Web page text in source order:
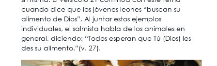
cuando dice que los jóvenes leones “buscan su
alimento de Dios”. Al juntar estos ejemplos
individuales, el salmista habla de los animales en
general, diciendo: “Todos esperan que Tú (Dios) les
des su alimento.”(v. 27).